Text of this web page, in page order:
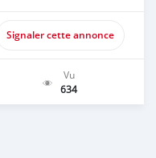
Signaler cette annonce
Vu
634